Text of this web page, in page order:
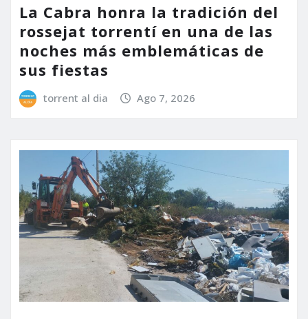
La Cabra honra la tradición del
rossejat torrentí en una de las
noches más emblemáticas de
sus fiestas
torrent al dia Ago 7, 2026